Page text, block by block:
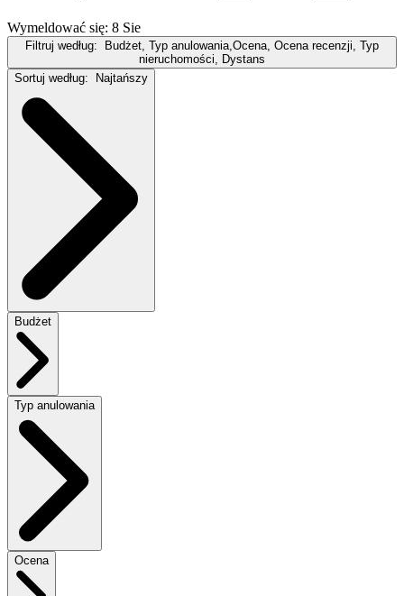
Wymeldować się: 8 Sie
Filtruj według: Budżet, Typ anulowania,Ocena, Ocena recenzji, Typ
nieruchomości, Dystans
Sortuj według: Najtańszy
Budżet
Typ anulowania
Ocena